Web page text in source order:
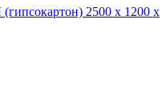
2500 x 1200 x